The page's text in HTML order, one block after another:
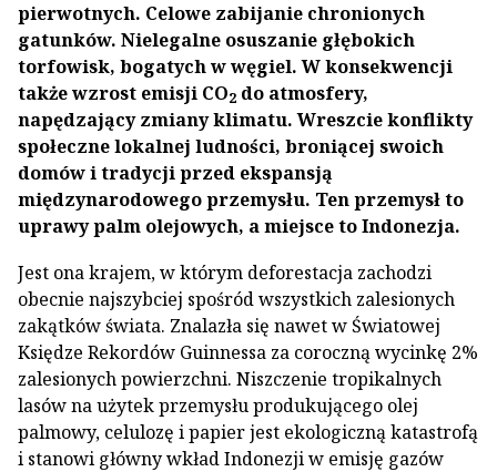
pierwotnych. Celowe zabijanie chronionych
gatunków. Nielegalne osuszanie głębokich
torfowisk, bogatych w węgiel. W konsekwencji
także wzrost emisji CO2 do atmosfery,
napędzający zmiany klimatu. Wreszcie konflikty
społeczne lokalnej ludności, broniącej swoich
domów i tradycji przed ekspansją
międzynarodowego przemysłu. Ten przemysł to
uprawy palm olejowych, a miejsce to Indonezja.
Jest ona krajem, w którym deforestacja zachodzi
obecnie najszybciej spośród wszystkich zalesionych
zakątków świata. Znalazła się nawet w Światowej
Księdze Rekordów Guinnessa za coroczną wycinkę 2%
zalesionych powierzchni. Niszczenie tropikalnych
lasów na użytek przemysłu produkującego olej
palmowy, celulozę i papier jest ekologiczną katastrofą
i stanowi główny wkład Indonezji w emisję gazów